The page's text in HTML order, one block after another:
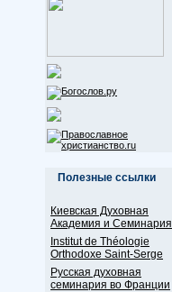
Полезные ссылки
Киевская Духовная
Академия и Семинария
Institut de Théologie
Orthodoxe Saint-Serge
Русская духовная
семинария во Франции